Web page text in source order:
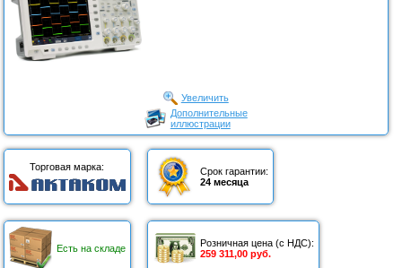
Увеличить
Дополнительные
иллюстрации
Торговая марка:
Срок гарантии:
24 месяца
Есть на складе
Розничная цена (с НДС):
259 311,00 руб.